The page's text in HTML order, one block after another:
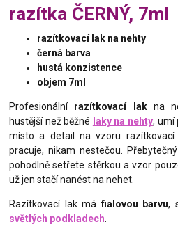
razítka ČERNÝ, 7ml
razítkovací lak na nehty
černá barva
hustá konzistence
objem 7ml
Profesionální razítkovací lakna
hustější než běžné laky na nehty, umí
místo a detail na vzoru
pracuje, nikam nestečou.
pohodlně setřete stěrkou a vzor
už jen stačí nanést na nehet.
Razítkovací lak má fialovou barvu,
světlých podkladech